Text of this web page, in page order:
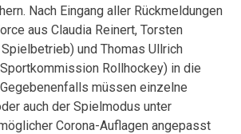
Nach Eingang aller Rückmeldungen
aus Claudia Reinert, Torsten
und Thomas Ullrich
Rollhockey) in die
müssen einzelne
auch der Spielmodus unter
Corona-Auflagen angepasst